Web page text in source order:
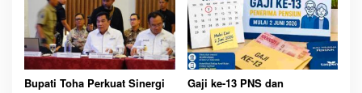
Bupati Toha Perkuat Sinergi
Gaji ke-13 PNS dan